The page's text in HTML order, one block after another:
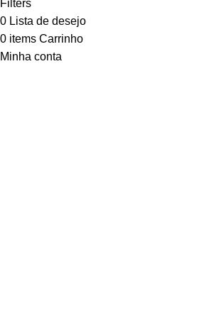
Filters
0 Lista de desejo
0 items Carrinho
Minha conta